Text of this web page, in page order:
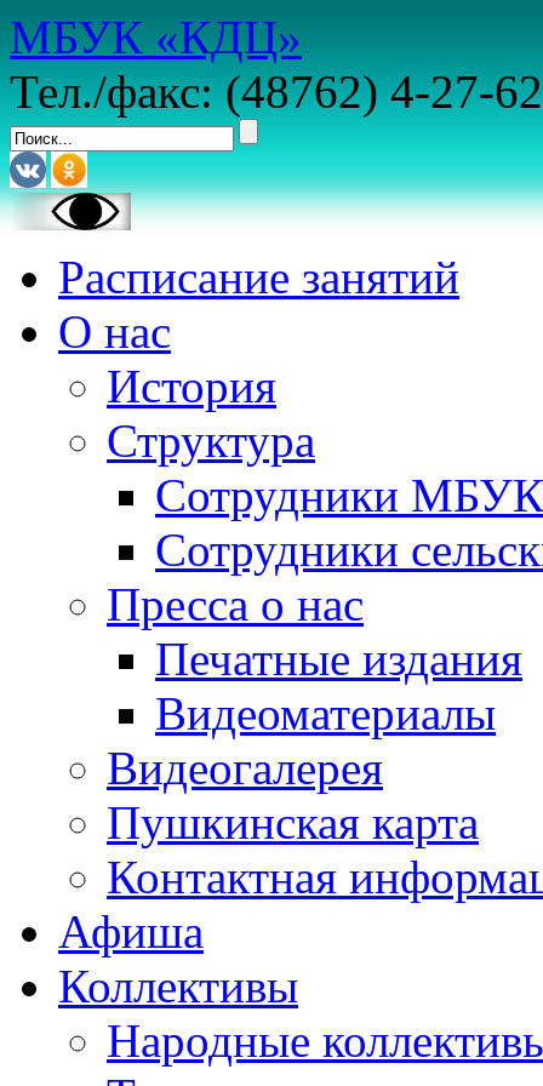
МБУК «КДЦ»
Тел./факс: (48762) 4-27-62
Расписание занятий
О нас
История
Структура
Сотрудники
Сотрудники
Пресса о нас
Печатные издания
Видеоматериалы
Видеогалерея
Пушкинская карта
Контактная
Афиша
Коллективы
Народные